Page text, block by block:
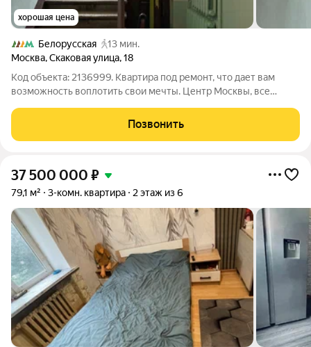
хорошая цена
Белорусская
13 мин.
Москва,Скаковая улица,18
Код объекта: 2136999. Квартира под ремонт, что дает вам
возможность воплотить свои мечты. Центр Москвы, все
Позвонить
37 500 000 ₽
79,1 м² 3-комн. квартира 2 этаж из 6